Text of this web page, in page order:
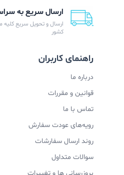
ارسال سریع به
ارسال و تحویل سریع کلیه
کشور
راهنمای کاربران
درباره ما
قوانین و مقررات
تماس با ما
رویه‌های عودت سفارش
روند ارسال سفارشات
سوالات متداول